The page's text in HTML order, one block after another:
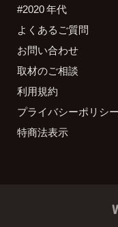
#2020 年代
よくあるご質問
お問い合わせ
取材のご相談
利用規約
プライバシーポリシー
特商法表示